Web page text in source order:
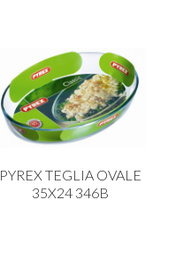
PYREX TEGLIA OVALE
35X24 346B